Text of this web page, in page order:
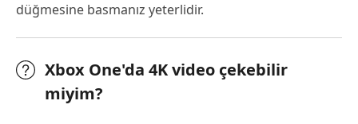
düğmesine basmanız yeterlidir.
Xbox One'da 4K video çekebilir
miyim?